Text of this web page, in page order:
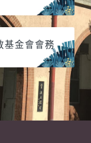
基金會會務